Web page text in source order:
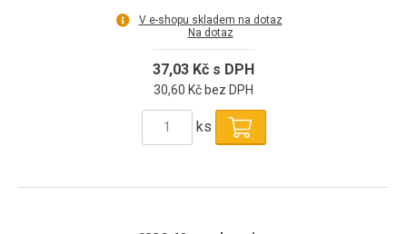
V e-shopu skladem na dotaz
Na dotaz
37,03 Kč s DPH
30,60 Kč bez DPH
ks